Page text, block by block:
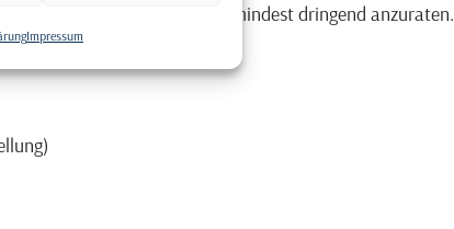
Impressum
vorgesehen oder zumindest dringend anzuraten.